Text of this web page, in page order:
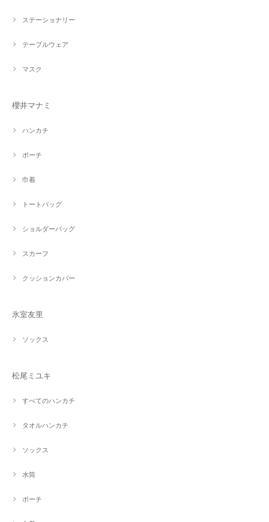
ステーショナリー
テーブルウェア
マスク
櫻井マナミ
ハンカチ
ポーチ
巾着
トートバッグ
ショルダーバッグ
スカーフ
クッションカバー
氷室友里
ソックス
松尾ミユキ
すべてのハンカチ
タオルハンカチ
ソックス
水筒
ポーチ